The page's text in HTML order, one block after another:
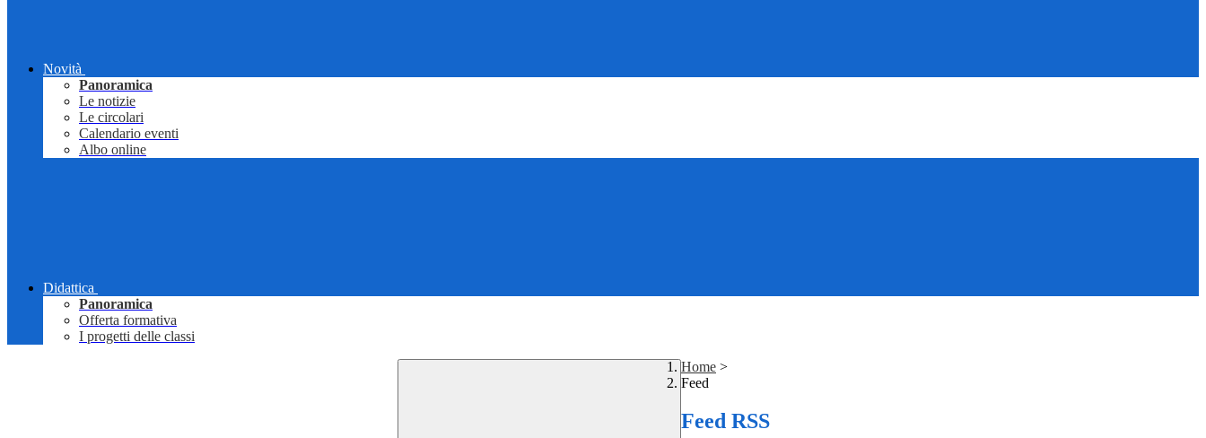
Novità
Panoramica
Le notizie
Le circolari
Calendario eventi
Albo online
Didattica
Panoramica
Offerta formativa
I progetti delle classi
Home >
Feed
Feed RSS